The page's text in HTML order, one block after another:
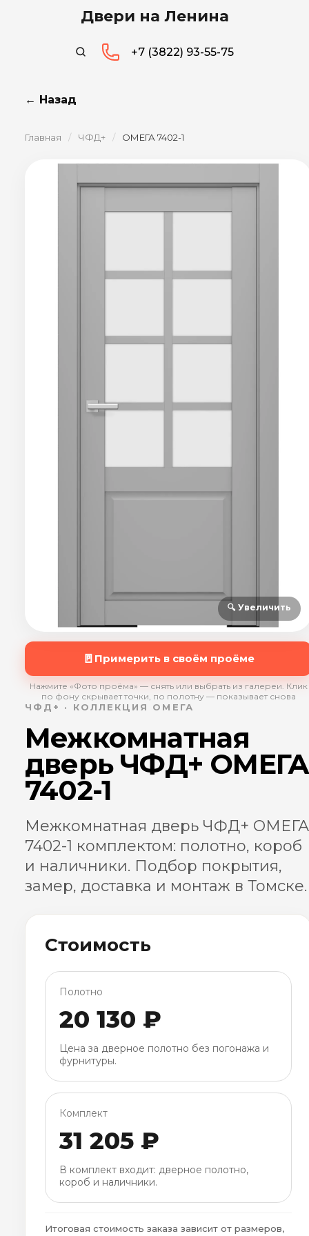
Двери на Ленина
+7 (3822) 93-55-75
← Назад
Главная / ЧФД+ / ОМЕГА 7402-1
🔍 Увеличить
🚪 Примерить в своём проёме
Нажмите «Фото проёма» — снять или выбрать из галереи. Клик
по фону скрывает точки, по полотну — показывает снова
ЧФД+ · КОЛЛЕКЦИЯ ОМЕГА
Межкомнатная
дверь ЧФД+ ОМЕГА
7402-1
Межкомнатная дверь ЧФД+ ОМЕГА
7402-1 комплектом: полотно, короб
и наличники. Подбор покрытия,
замер, доставка и монтаж в Томске.
Стоимость
Полотно
20 130 ₽
Цена за дверное полотно без погонажа и
фурнитуры.
Комплект
31 205 ₽
В комплект входит: дверное полотно,
короб и наличники.
Итоговая стоимость заказа зависит от размеров,